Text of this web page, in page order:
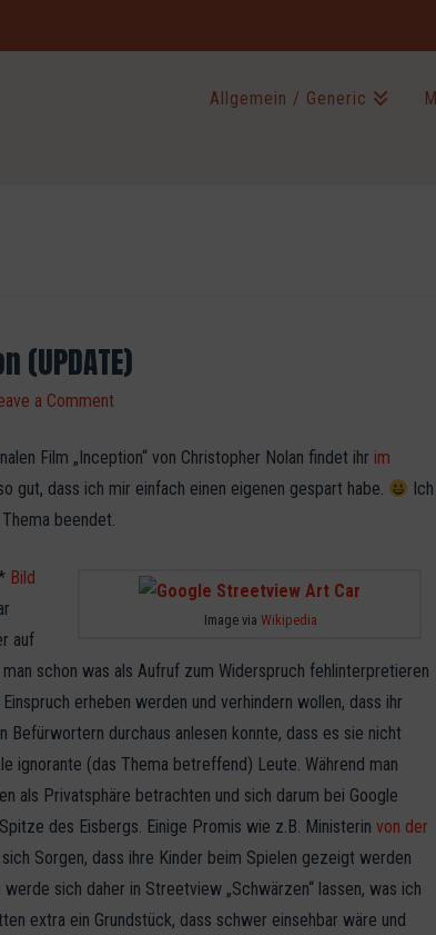
Allgemein / Generic
a Comment
Film „Inception“ von Christopher Nolan findet ihr im
gut, dass ich mir einfach einen eigenen gespart habe.
Ich
beendet.
Image via Wikipedia
Bild
auf
schon was als Aufruf zum Widerspruch fehlinterpretieren
erheben werden und verhindern wollen, dass ihr
durchaus anlesen konnte, dass es sie nicht
ignorante (das Thema betreffend) Leute. Während man
als Privatsphäre betrachten und sich darum bei Google
des Eisbergs. Einige Promis wie z.B. Ministerinvon der
Sorgen, dass ihre Kinder beim Spielen gezeigt werden
sich daher in Streetview „Schwärzen“ lassen, was ich
extra ein Grundstück, dass schwer einsehbar wäre und